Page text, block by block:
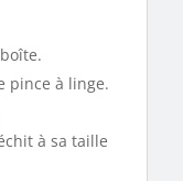
pince à linge.
à sa taille